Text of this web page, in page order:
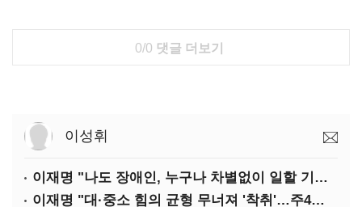
0/0 댓글 더보기
이성휘
이재명 "나도 장애인, 누구나 차별없이 일할 기회 중요"
이재명 "대·중소 힘의 균형 무너져 '착취'…주4일제, 가야할 길"